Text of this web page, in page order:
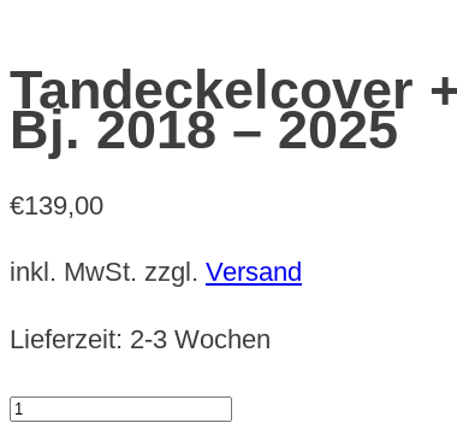
Tandeckelcover
Bj. 2018 – 2025
€139,00
inkl. MwSt. zzgl. Versand
Lieferzeit: 2-3 Wochen
Tandeckelcover